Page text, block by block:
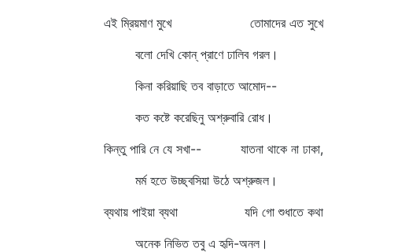
এই ম্রিয়মাণ মুখে তোমাদের এত সুখে
বলো দেখি কোন্‌ প্রাণে ঢালিব গরল।
কিনা করিয়াছি তব বাড়াতে আমোদ--
কত কষ্টে করেছিনু অশ্রুবারি রোধ।
কিন্তু পারি নে যে সখা-- যাতনা থাকে না ঢাকা,
মর্ম হতে উচ্ছ্বসিয়া উঠে অশ্রুজল।
ব্যথায় পাইয়া ব্যথা যদি গো শুধাতে কথা
অনেক নিভিত তবু এ হৃদি-অনল।